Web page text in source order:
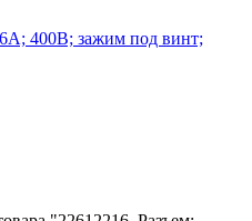
400В; зажим под винт;